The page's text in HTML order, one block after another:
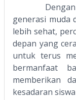
Dengan
generasi muda
lebih sehat,
depan yang
untuk terus
bermanfaat
memberikan
kesadaran